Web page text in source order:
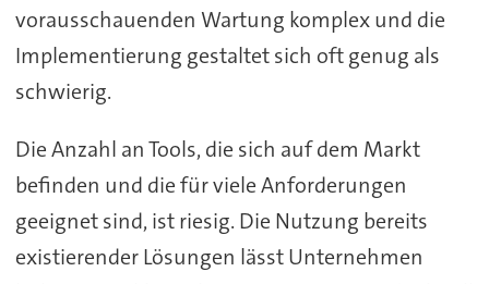
vorausschauenden Wartung komplex und die
Implementierung gestaltet sich oft genug als
schwierig.
Die Anzahl an Tools, die sich auf dem Markt
befinden und die für viele Anforderungen
geeignet sind, ist riesig. Die Nutzung bereits
existierender Lösungen lässt Unternehmen